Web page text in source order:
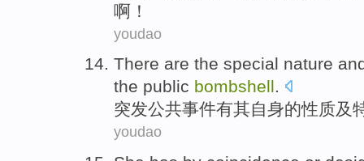
啊！
youdao
There are the special nature
the public bombshell.
突发公共事件有其自身的性质及
youdao